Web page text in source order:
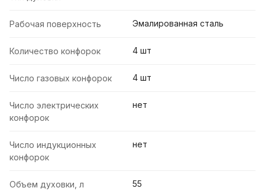
Рабочая поверхность Эмалированная сталь
Количество конфорок 4 шт
Число газовых конфорок 4 шт
Число электрических
конфорок
нет
Число индукционных
конфорок
нет
Объем духовки, л 55